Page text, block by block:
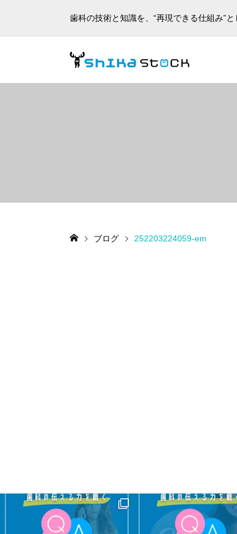
歯科の技術と知識を、“再現できる仕組み”
ブログ 252203224059-em